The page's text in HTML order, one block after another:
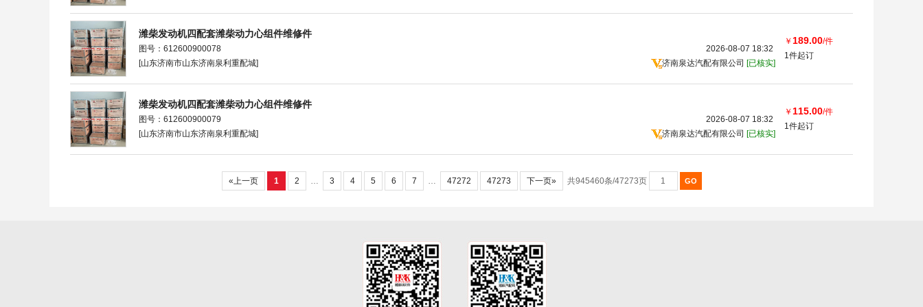
潍柴发动机四配套潍柴动力心组件维修件
2026-08-07 18:32
图号：612600900078
济南泉达汽配有限公司 [已核实]
[山东济南市山东济南泉利重配城]
￥ 189.00/件
1件起订
潍柴发动机四配套潍柴动力心组件维修件
2026-08-07 18:32
图号：612600900079
济南泉达汽配有限公司 [已核实]
[山东济南市山东济南泉利重配城]
￥ 115.00/件
1件起订
«上一页 1 2 … 3 4 5 6 7 … 47272 47273 下一页» 共945460条/47273页